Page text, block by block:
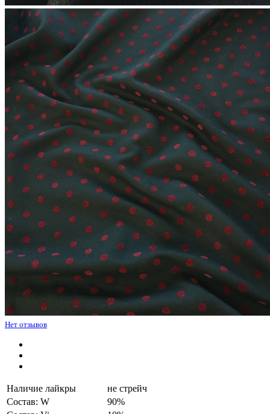
Нет отзывов
Наличие лайкры
не стрейч
Состав: W
90%